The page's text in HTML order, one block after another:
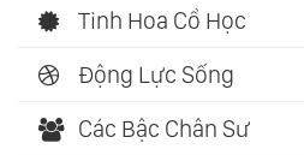
Tinh Hoa Cổ Học
Động Lực Sống
Các Bậc Chân Sư